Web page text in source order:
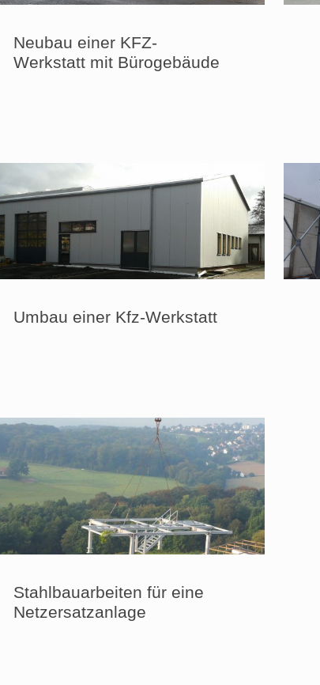
Neubau einer KFZ-
Werkstatt mit Bürogebäude
Umbau einer Kfz-Werkstatt
Stahlbauarbeiten für eine
Netzersatzanlage